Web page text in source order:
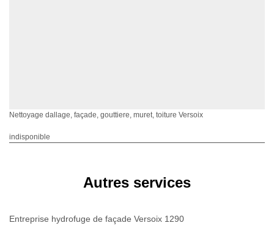
Nettoyage dallage, façade, gouttiere, muret, toiture Versoix
indisponible
Autres services
Entreprise hydrofuge de façade Versoix 1290